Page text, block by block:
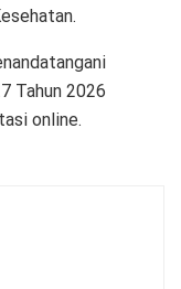
Tahun 2026
online.